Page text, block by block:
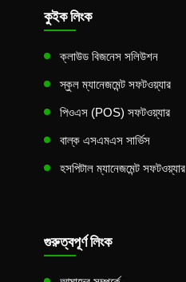
কুইক লিংক
ক্লাউড বিজনেস সলিউশন
স্কুল ম্যানেজমেন্ট সফটওয়্যার
পিওএস (POS) সফটওয়্যার
বাল্ক এসএমএস সার্ভিস
হসপিটাল ম্যানেজমেন্ট সফটওয়্যার
গুরুত্বপূর্ণ লিংক